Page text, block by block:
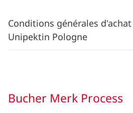
Conditions générales
Unipektin Pologne
Bucher Merk Process